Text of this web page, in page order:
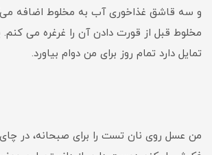
و سه قاشق غذاخوری آب به مخلوط اضافه
مخلوط قبل از قورت دادن آن را غرغره می
تمایل دارد تمام روز برای من دوام بیاورد.
من عسل روی نان تست را برای صبحانه، در